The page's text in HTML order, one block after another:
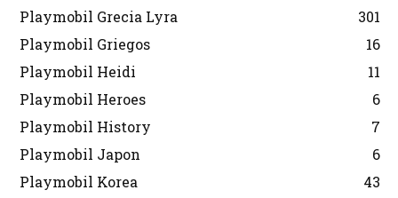
Playmobil Grecia Lyra
301
Playmobil Griegos
16
Playmobil Heidi
11
Playmobil Heroes
6
Playmobil History
7
Playmobil Japon
6
Playmobil Korea
43